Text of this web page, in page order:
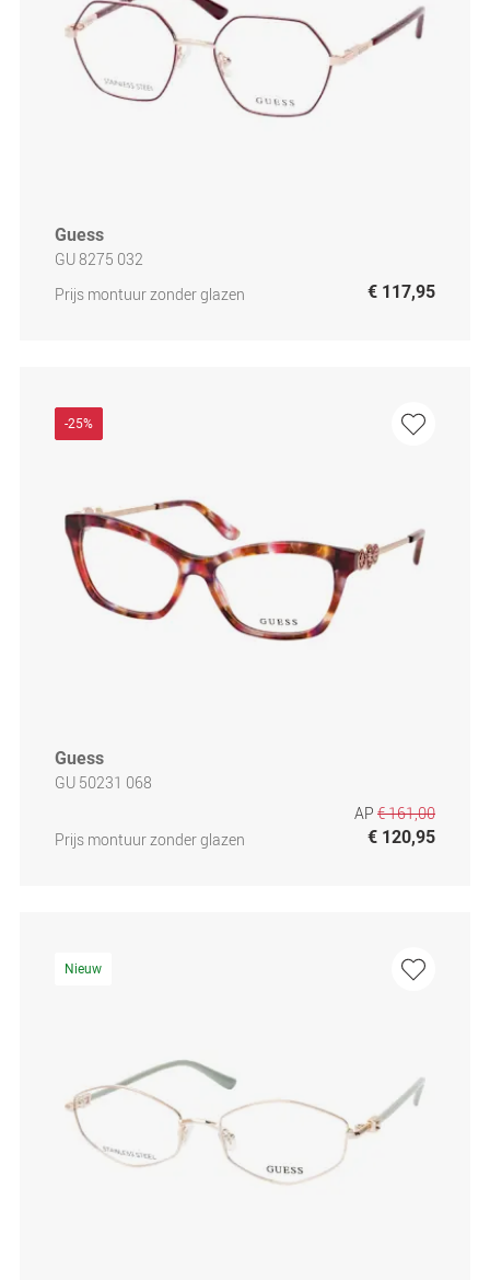
Guess
GU 8275 032
Prijs montuur zonder glazen
€ 117,95
-25%
Guess
GU 50231 068
Prijs montuur zonder glazen
AP € 161,00
€ 120,95
Nieuw